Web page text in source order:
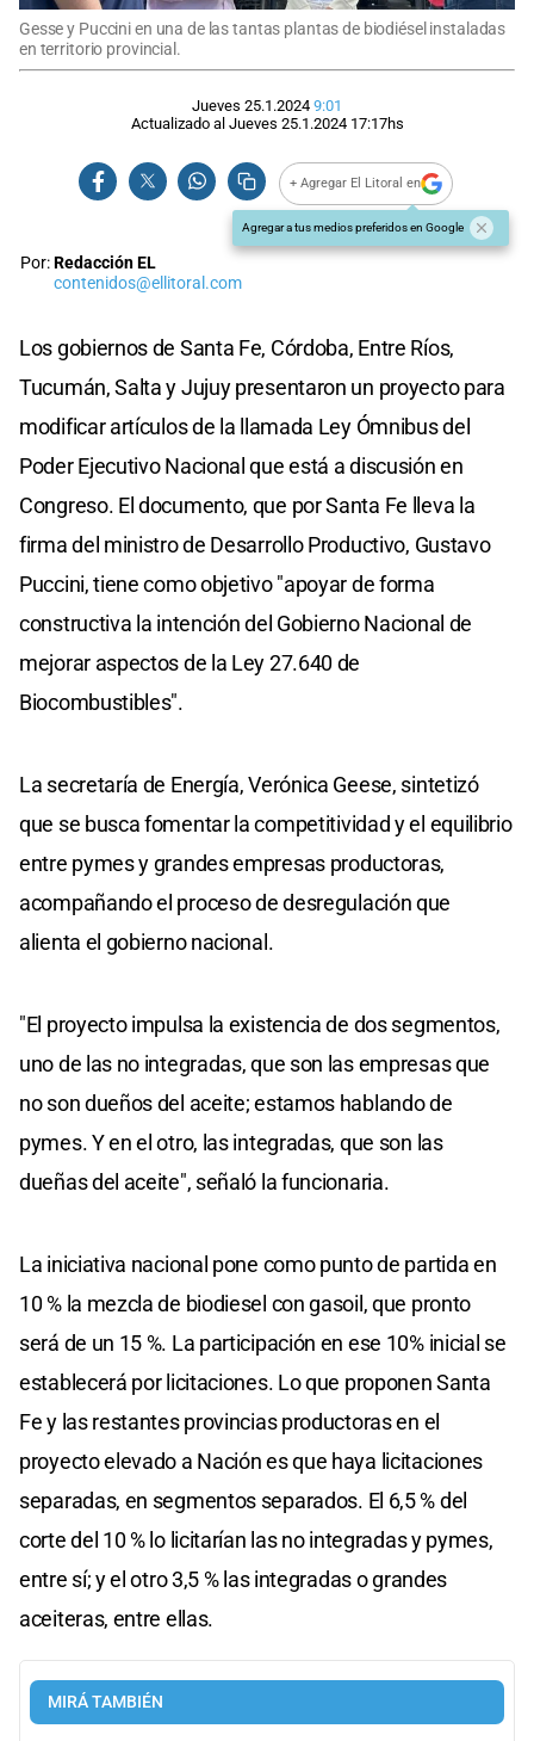
Gesse y Puccini en una de las tantas plantas de biodiésel instaladas
en territorio provincial.
Jueves 25.1.2024 9:01
Actualizado al Jueves 25.1.2024 17:17hs
+ Agregar El Litoral en
Agregar a tus medios preferidos en Google
Por:Redacción EL
contenidos@ellitoral.com
Los gobiernos de Santa Fe, Córdoba, Entre Ríos,
Tucumán, Salta y Jujuy presentaron un proyecto para
modificar artículos de la llamada Ley Ómnibus del
Poder Ejecutivo Nacional que está a discusión en
Congreso. El documento, que por Santa Fe lleva la
firma del ministro de Desarrollo Productivo, Gustavo
Puccini, tiene como objetivo "apoyar de forma
constructiva la intención del Gobierno Nacional de
mejorar aspectos de la Ley 27.640 de
Biocombustibles".
La secretaría de Energía, Verónica Geese, sintetizó
que se busca fomentar la competitividad y el equilibrio
entre pymes y grandes empresas productoras,
acompañando el proceso de desregulación que
alienta el gobierno nacional.
"El proyecto impulsa la existencia de dos segmentos,
uno de las no integradas, que son las empresas que
no son dueños del aceite; estamos hablando de
pymes. Y en el otro, las integradas, que son las
dueñas del aceite", señaló la funcionaria.
La iniciativa nacional pone como punto de partida en
10 % la mezcla de biodiesel con gasoil, que pronto
será de un 15 %. La participación en ese 10% inicial se
establecerá por licitaciones. Lo que proponen Santa
Fe y las restantes provincias productoras en el
proyecto elevado a Nación es que haya licitaciones
separadas, en segmentos separados. El 6,5 % del
corte del 10 % lo licitarían las no integradas y pymes,
entre sí; y el otro 3,5 % las integradas o grandes
aceiteras, entre ellas.
MIRÁ TAMBIÉN